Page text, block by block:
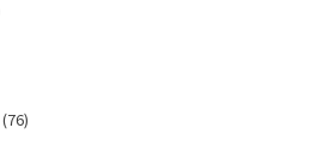
(76)